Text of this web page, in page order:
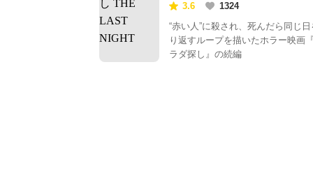
3.6
1324
“赤い人”に殺され、死んだら同じ
り返すループを描いたホラー映画
ラダ探し』の続編